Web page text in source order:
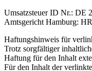
Umsatzsteuer ID Nr.: DE
Amtsgericht Hamburg:
Haftungshinweis für
Trotz sorgfältiger
Haftung für den Inhalt
Für den Inhalt der